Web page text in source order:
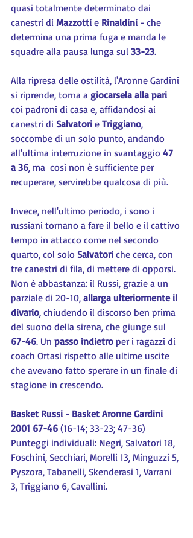
quasi totalmente determinato dai
canestri di Mazzotti e Rinaldini - che
determina una prima fuga e manda le
squadre alla pausa lunga sul 33-23.
Alla ripresa delle ostilità, l'Aronne Gardini
si riprende, torna a giocarsela alla pari
coi padroni di casa e, affidandosi ai
canestri di Salvatori e Triggiano,
soccombe di un solo punto, andando
all'ultima interruzione in svantaggio 47
a 36, ma  così non è sufficiente per
recuperare, servirebbe qualcosa di più.
Invece, nell'ultimo periodo, i sono i
russiani tornano a fare il bello e il cattivo
tempo in attacco come nel secondo
quarto, col solo Salvatori che cerca, con
tre canestri di fila, di mettere di opporsi.
Non è abbastanza: il Russi, grazie a un
parziale di 20-10, allarga ulteriormente il
divario, chiudendo il discorso ben prima
del suono della sirena, che giunge sul
67-46. Un passo indietro per i ragazzi di
coach Ortasi rispetto alle ultime uscite
che avevano fatto sperare in un finale di
stagione in crescendo.
Basket Russi - Basket Aronne Gardini
2001 67-46 (16-14; 33-23; 47-36)
Punteggi individuali: Negri, Salvatori 18,
Foschini, Secchiari, Morelli 13, Minguzzi 5,
Pyszora, Tabanelli, Skenderasi 1, Varrani
3, Triggiano 6, Cavallini.